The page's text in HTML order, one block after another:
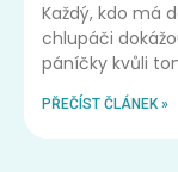
Každý, kdo má
chlupáči
páníčky kvůli
PŘEČÍST ČLÁNEK »